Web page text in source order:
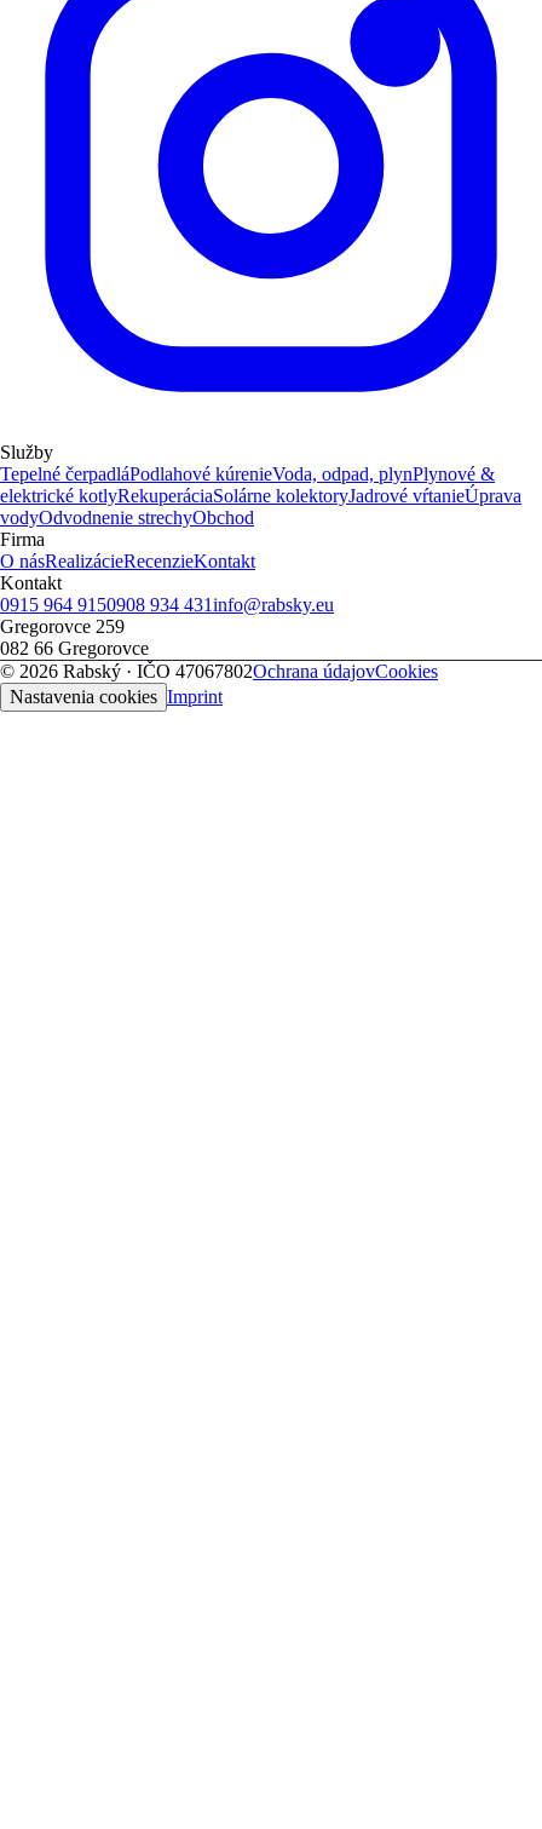
Služby
Tepelné čerpadláPodlahové kúrenieVoda, odpad, plynPlynové &
elektrické kotlyRekuperáciaSolárne kolektoryJadrové vŕtanieÚprava
vodyOdvodnenie strechyObchod
Firma
O násRealizácieRecenzieKontakt
Kontakt
0915 964 9150908 934 431info@rabsky.eu
Gregorovce 259
082 66 Gregorovce
© 2026 Rabský · IČO 47067802Ochrana údajovCookies
Nastavenia cookies Imprint